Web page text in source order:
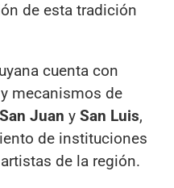
de esta tradición
cuenta con
mecanismos de
San Juan y San Luis,
de instituciones
de la región.